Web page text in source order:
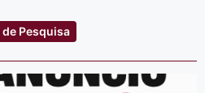
Pesquisa